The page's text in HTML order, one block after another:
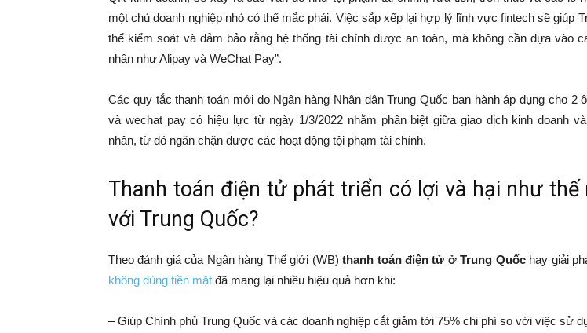
một chủ doanh nghiệp nhỏ có thể mắc phải. Việc sắp xếp lại hợp lý lĩnh vực fintech sẽ giúp
thể kiểm soát và đảm bảo rằng hệ thống tài chính được an toàn, mà không cần dựa vào
nhân như Alipay và WeChat Pay”.
Các quy tắc thanh toán mới do Ngân hàng Nhân dân Trung Quốc ban hành áp dụng cho 2
và wechat pay có hiệu lực từ ngày 1/3/2022 nhằm phân biệt giữa giao dịch kinh doanh
nhân, từ đó ngăn chặn được các hoạt động tội phạm tài chính.
Thanh toán điện tử phát triển có lợi và hại như thế
với Trung Quốc?
Theo đánh giá của Ngân hàng Thế giới (WB)thanh toán điện tử ở Trung Quốchay giải
không dùng tiền mặt đã mang lại nhiều hiệu quả hơn khi:
– Giúp Chính phủ Trung Quốc và các doanh nghiệp cắt giảm tới 75% chi phí so với việc sử